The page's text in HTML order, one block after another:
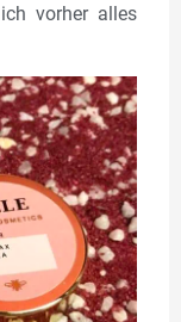
vorher alles